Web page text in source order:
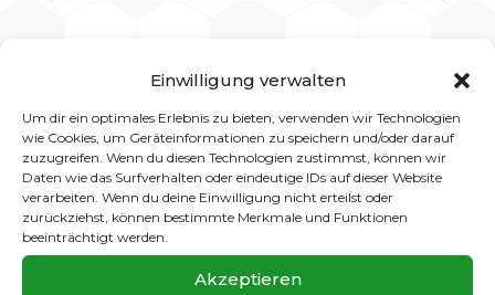
Einwilligung verwalten
Um dir ein optimales Erlebnis zu bieten, verwenden wir Technologien
wie Cookies, um Geräteinformationen zu speichern und/oder darauf
zuzugreifen. Wenn du diesen Technologien zustimmst, können wir
Daten wie das Surfverhalten oder eindeutige IDs auf dieser Website
verarbeiten. Wenn du deine Einwilligung nicht erteilst oder
zurückziehst, können bestimmte Merkmale und Funktionen
beeinträchtigt werden.
Akzeptieren
Neuigkeiten
Spielbericht: F-Jugend
Hallenturnier bei
Falkensee-Finkenkrug (1.
Platz / 4. Platz)
Feb. 9, 2026
F-Jugend beim Wintercup
2026 in Falkensee –